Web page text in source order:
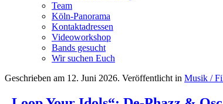
Team
Köln-Panorama
Kontaktadressen
Videoworkshop
Bands gesucht
Wir suchen Euch
Geschrieben am 12. Juni 2026. Veröffentlicht in Musik /